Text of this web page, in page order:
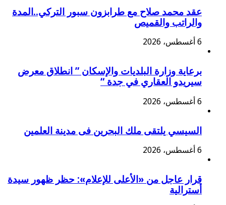
عقد محمد صلاح مع طرابزون سبور التركي..المدة
والراتب والقميص
6 أغسطس، 2026
برعاية وزارة البلديات والإسكان ” انطلاق معرض
سيريدو العقاري في جدة “
6 أغسطس، 2026
السيسي يلتقى ملك البحرين فى مدينة العلمين
6 أغسطس، 2026
قرار عاجل من «الأعلى للإعلام»: حظر ظهور سيدة
أسترالية